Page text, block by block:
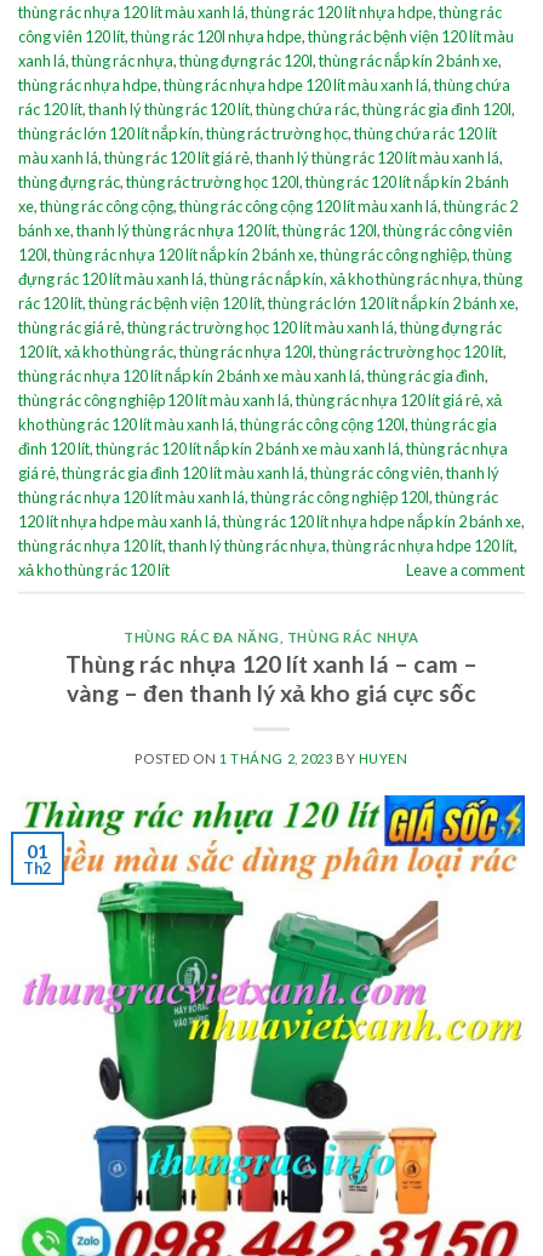
thùng rác nhựa 120 lít màu xanh lá,thùng rác 120 lít nhựa hdpe,thùng rác
công viên 120 lít,thùng rác 120l nhựa hdpe,thùng rác bệnh viện 120 lít màu
xanh lá,thùng rác nhựa,thùng đựng rác 120l,thùng rác nắp kín 2 bánh xe,
thùng rác nhựa hdpe,thùng rác nhựa hdpe 120 lít màu xanh lá,thùng chứa
rác 120 lít,thanh lý thùng rác 120 lít,thùng chứa rác,thùng rác gia đình 120l,
thùng rác lớn 120 lít nắp kín,thùng rác trường học,thùng chứa rác 120 lít
màu xanh lá,thùng rác 120 lít giá rẻ,thanh lý thùng rác 120 lít màu xanh lá,
thùng đựng rác,thùng rác trường học 120l,thùng rác 120 lít nắp kín 2 bánh
xe,thùng rác công cộng,thùng rác công cộng 120 lít màu xanh lá,thùng rác 2
bánh xe,thanh lý thùng rác nhựa 120 lít,thùng rác 120l,thùng rác công viên
120l,thùng rác nhựa 120 lít nắp kín 2 bánh xe,thùng rác công nghiệp,thùng
đựng rác 120 lít màu xanh lá,thùng rác nắp kín,xả kho thùng rác nhựa,thùng
rác 120 lít,thùng rác bệnh viện 120 lít,thùng rác lớn 120 lít nắp kín 2 bánh xe,
thùng rác giá rẻ,thùng rác trường học 120 lít màu xanh lá,thùng đựng rác
120 lít,xả kho thùng rác,thùng rác nhựa 120l,thùng rác trường học 120 lít,
thùng rác nhựa 120 lít nắp kín 2 bánh xe màu xanh lá,thùng rác gia đình,
thùng rác công nghiệp 120 lít màu xanh lá,thùng rác nhựa 120 lít giá rẻ,xả
kho thùng rác 120 lít màu xanh lá,thùng rác công cộng 120l,thùng rác gia
đình 120 lít,thùng rác 120 lít nắp kín 2 bánh xe màu xanh lá,thùng rác nhựa
giá rẻ,thùng rác gia đình 120 lít màu xanh lá,thùng rác công viên,thanh lý
thùng rác nhựa 120 lít màu xanh lá,thùng rác công nghiệp 120l,thùng rác
120 lít nhựa hdpe màu xanh lá,thùng rác 120 lít nhựa hdpe nắp kín 2 bánh xe,
thùng rác nhựa 120 lít,thanh lý thùng rác nhựa,thùng rác nhựa hdpe 120 lít,
xả kho thùng rác 120 lít
Leave a comment
THÙNG RÁC ĐA NĂNG THÙNG RÁC NHỰA
Thùng rác nhựa 120 lít xanh lá – cam –
vàng – đen thanh lý xả kho giá cực sốc
POSTED ON 1 THÁNG 2, 2023 BY HUYEN
01
Th2